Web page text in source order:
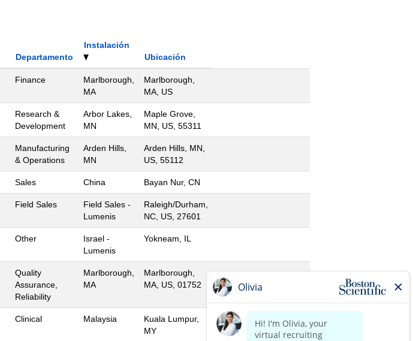
Departamento
Instalación
Ubicación
Finance
Marlborough,
MA
Marlborough,
MA, US
Research &
Development
Arbor Lakes,
MN
Maple Grove,
MN, US, 55311
Manufacturing
& Operations
Arden Hills,
MN
Arden Hills, MN,
US, 55112
Sales China Bayan Nur, CN
Field Sales
Field Sales -
Lumenis
Raleigh/Durham,
NC, US, 27601
Other
Israel -
Lumenis
Yokneam, IL
Quality
Assurance,
Reliability
Marlborough,
MA
Marlborough,
MA, US, 01752
Clinical Malaysia
Kuala Lumpur,
MY